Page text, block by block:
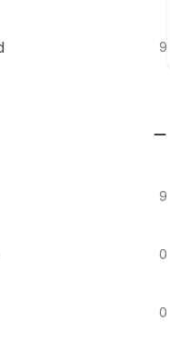
9
9
0
0